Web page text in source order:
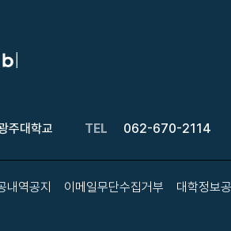
주대학교 TEL 062-670-2114
내역공지 이메일무단수집거부 대학정보